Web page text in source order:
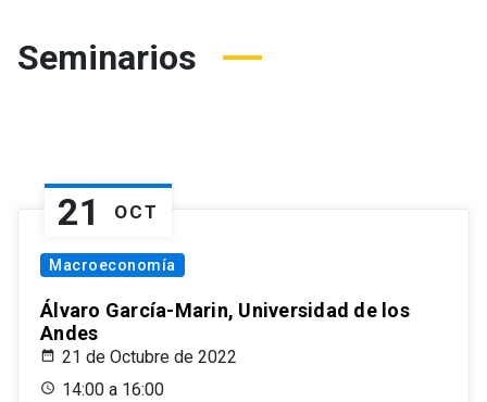
Seminarios
21 OCT
Macroeconomía
Álvaro García-Marin, Universidad de los
Andes
21 de Octubre de 2022
14:00 a 16:00